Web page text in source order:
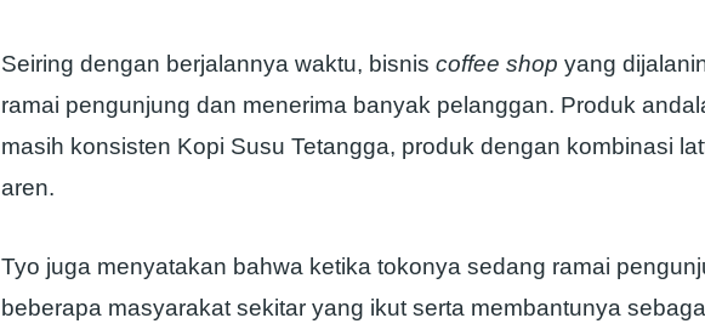
Seiring dengan berjalannya waktu, bisnis coffee shop yang
ramai pengunjung dan menerima banyak pelanggan. Produk
masih konsisten Kopi Susu Tetangga, produk dengan kombinasi
aren.
Tyo juga menyatakan bahwa ketika tokonya sedang ramai
beberapa masyarakat sekitar yang ikut serta membantunya